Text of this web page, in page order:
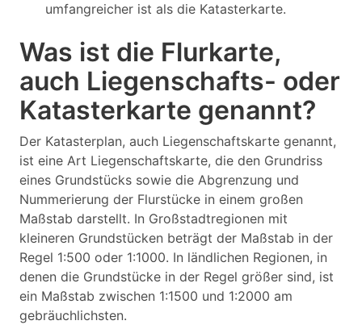
umfangreicher ist als die Katasterkarte.
Was ist die Flurkarte,
auch Liegenschafts- oder
Katasterkarte genannt?
Der Katasterplan, auch Liegenschaftskarte genannt,
ist eine Art Liegenschaftskarte, die den Grundriss
eines Grundstücks sowie die Abgrenzung und
Nummerierung der Flurstücke in einem großen
Maßstab darstellt. In Großstadtregionen mit
kleineren Grundstücken beträgt der Maßstab in der
Regel 1:500 oder 1:1000. In ländlichen Regionen, in
denen die Grundstücke in der Regel größer sind, ist
ein Maßstab zwischen 1:1500 und 1:2000 am
gebräuchlichsten.